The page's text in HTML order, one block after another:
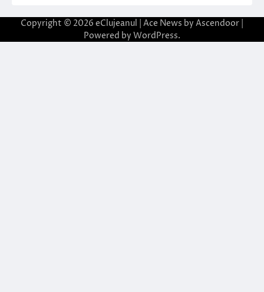
Copyright © 2026 eClujeanul | Ace News by Ascendoor
Powered by WordPress.